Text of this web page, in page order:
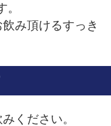
み頂けるすっき
ください。